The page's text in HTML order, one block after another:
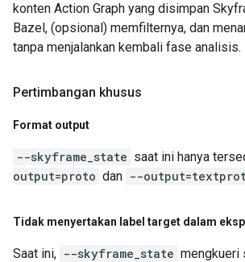
konten Action Graph yang disimpan
Bazel, (opsional) memfilternya, dan
tanpa menjalankan kembali fase analisis.
Pertimbangan khusus
Format output
--skyframe_state saat ini hanya
output=proto dan --
Tidak menyertakan label target dalam
Saat ini, --skyframe_state mengkueri